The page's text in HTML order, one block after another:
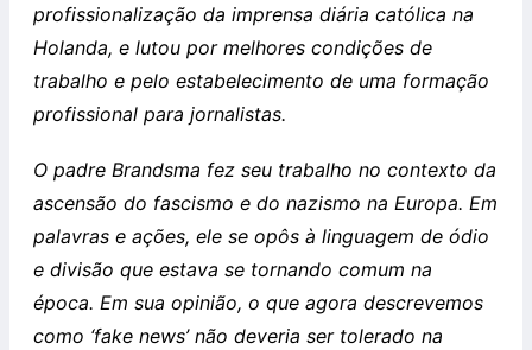
profissionalização da imprensa diária católica na
Holanda, e lutou por melhores condições de
trabalho e pelo estabelecimento de uma formação
profissional para jornalistas.
O padre Brandsma fez seu trabalho no contexto da
ascensão do fascismo e do nazismo na Europa. Em
palavras e ações, ele se opôs à linguagem de ódio
e divisão que estava se tornando comum na
época. Em sua opinião, o que agora descrevemos
como ‘fake news’ não deveria ser tolerado na